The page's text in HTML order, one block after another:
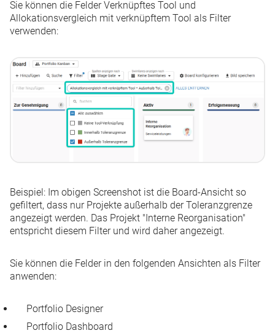
Sie können die FelderVerknüpftes Tool und
Allokationsvergleich mit verknüpftem Tool als Filter
verwenden:
Beispiel: Im obigen Screenshot ist die Board-Ansicht so
gefiltert, dass nur Projekte außerhalb der Toleranzgrenze
angezeigt werden. Das Projekt "Interne Reorganisation"
entspricht diesem Filter und wird daher angezeigt.
Sie können die Felder in den folgenden Ansichten als Filter
anwenden:
Portfolio Designer
Portfolio Dashboard